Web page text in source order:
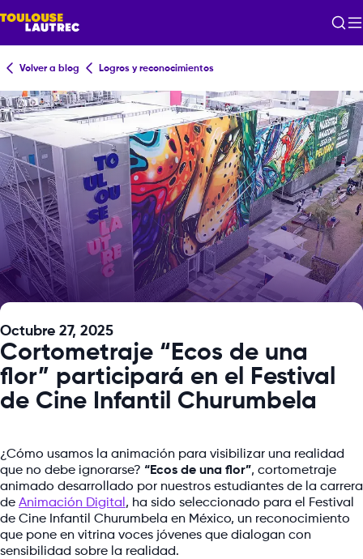
Volver a blog Logros y reconocimientos
Octubre 27, 2025
Cortometraje “Ecos de una
flor” participará en el Festival
de Cine Infantil Churumbela
¿Cómo usamos la animación para visibilizar una realidad
que no debe ignorarse? “Ecos de una flor”, cortometraje
animado desarrollado por nuestros estudiantes de la carrera
de Animación Digital , ha sido seleccionado para el Festival
de Cine Infantil Churumbela en México, un reconocimiento
que pone en vitrina voces jóvenes que dialogan con
sensibilidad sobre la realidad.